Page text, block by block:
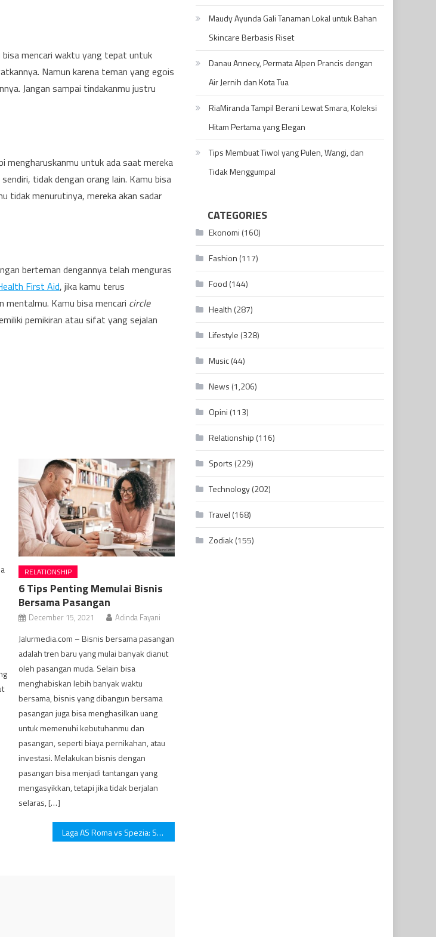
bisa mencari waktu yang tepat untuk
Namun karena teman yang egois
Jangan sampai tindakanmu justru
mengharuskanmu untuk ada saat mereka
tidak dengan orang lain. Kamu bisa
tidak menurutinya, mereka akan sadar
berteman dengannya telah menguras
First Aid, jika kamu terus
Kamu bisa mencari circle
pemikiran atau sifat yang sejalan
RELATIONSHIP
6 Tips Penting Memulai Bisnis
Bersama Pasangan
December 15, 2021 Adinda Fayani
Jalurmedia.com – Bisnis bersama pasangan
adalah tren baru yang mulai banyak dianut
oleh pasangan muda. Selain bisa
menghabiskan lebih banyak waktu
bersama, bisnis yang dibangun bersama
pasangan juga bisa menghasilkan uang
untuk memenuhi kebutuhanmu dan
pasangan, seperti biaya pernikahan, atau
investasi. Melakukan bisnis dengan
pasangan bisa menjadi tantangan yang
mengasyikkan, tetapi jika tidak berjalan
selaras, […]
Laga AS Roma vs Spezia: Skor 2-0
Maudy Ayunda Gali Tanaman Lokal untuk Bahan
Skincare Berbasis Riset
Danau Annecy, Permata Alpen Prancis dengan
Air Jernih dan Kota Tua
RiaMiranda Tampil Berani Lewat Smara, Koleksi
Hitam Pertama yang Elegan
Tips Membuat Tiwol yang Pulen, Wangi, dan
Tidak Menggumpal
CATEGORIES
Ekonomi (160)
Fashion (117)
Food (144)
Health (287)
Lifestyle (328)
Music(44)
News (1,206)
Opini (113)
Relationship (116)
Sports (229)
Technology(202)
Travel (168)
Zodiak (155)